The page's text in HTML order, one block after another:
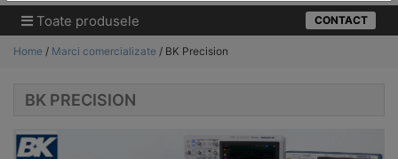
Toate produsele CONTACT
Home / Marci comercializate / BK Precision
BK PRECISION